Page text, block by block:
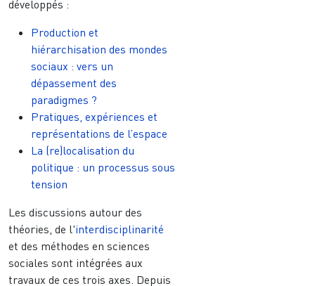
développés :
Production et
hiérarchisation des mondes
sociaux : vers un
dépassement des
paradigmes ?
Pratiques, expériences et
représentations de l’espace
La (re)localisation du
politique : un processus sous
tension
Les discussions autour des
théories, de l'interdisciplinarité
et des méthodes en sciences
sociales sont intégrées aux
travaux de ces trois axes. Depuis